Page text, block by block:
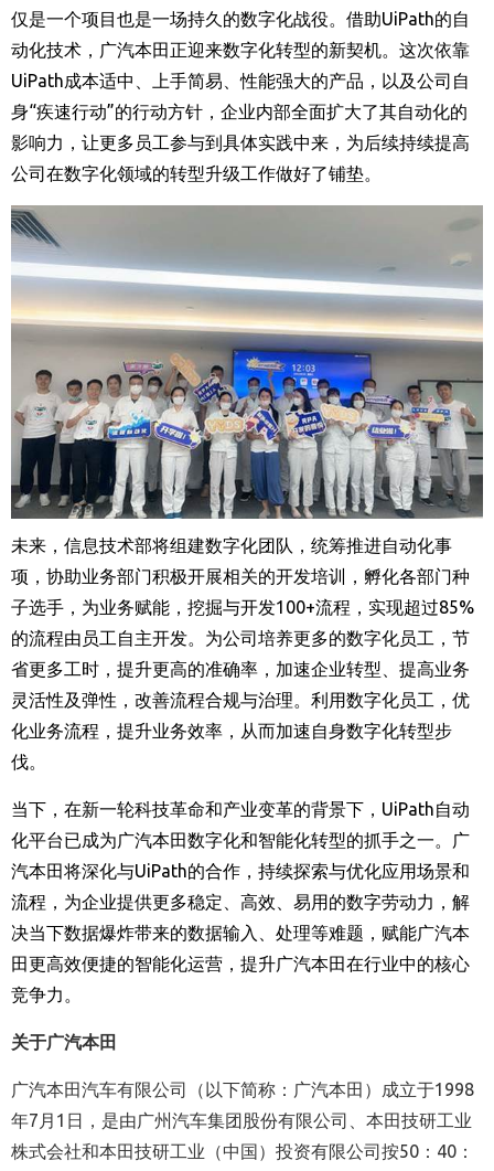
仅是一个项目也是一场持久的数字化战役。借助UiPath的自
动化技术，广汽本田正迎来数字化转型的新契机。这次依靠
UiPath成本适中、上手简易、性能强大的产品，以及公司自
身“疾速行动”的行动方针，企业内部全面扩大了其自动化的
影响力，让更多员工参与到具体实践中来，为后续持续提高
公司在数字化领域的转型升级工作做好了铺垫。
未来，信息技术部将组建数字化团队，统筹推进自动化事
项，协助业务部门积极开展相关的开发培训，孵化各部门种
子选手，为业务赋能，挖掘与开发100+流程，实现超过85%
的流程由员工自主开发。为公司培养更多的数字化员工，节
省更多工时，提升更高的准确率，加速企业转型、提高业务
灵活性及弹性，改善流程合规与治理。利用数字化员工，优
化业务流程，提升业务效率，从而加速自身数字化转型步
伐。
当下，在新一轮科技革命和产业变革的背景下， UiPath自动
化平台已成为广汽本田数字化和智能化转型的抓手之一。广
汽本田将深化与UiPath的合作，持续探索与优化应用场景和
流程，为企业提供更多稳定、高效、易用的数字劳动力，解
决当下数据爆炸带来的数据输入、处理等难题，赋能广汽本
田更高效便捷的智能化运营，提升广汽本田在行业中的核心
竞争力。
关于广汽本田
广汽本田汽车有限公司（以下简称：广汽本田）成立于1998
年7月1日，是由广州汽车集团股份有限公司、本田技研工业
株式会社和本田技研工业（中国）投资有限公司按50：40：